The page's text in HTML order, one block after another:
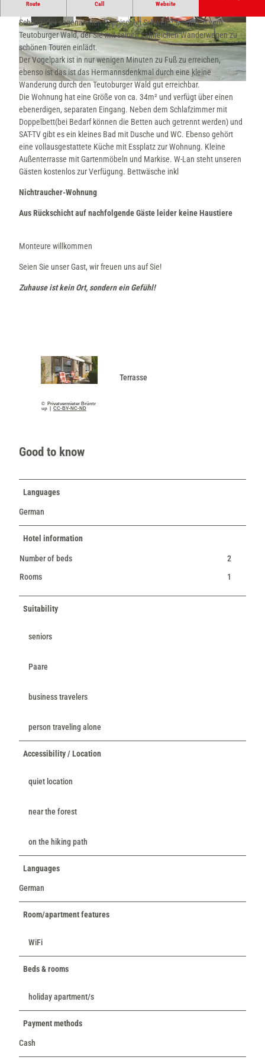
© Privatvermieter Brüntrup
© Privatvermieter Brüntrup © Privatvermieter Brüntrup |CC-BY-NC-ND
Route Call Website
Schling, der sogenannten "Lippischen Schweiz", umgeben vom
Teutoburger Wald, der Sie mit seinen zahlreichen Wanderwegen zu
schönen Touren einlädt.
Der Vogelpark ist in nur wenigen Minuten zu Fuß zu erreichen,
ebenso ist das ist das Hermannsdenkmal durch eine kleine
Wanderung durch den Teutoburger Wald gut erreichbar.
Die Wohnung hat eine Größe von ca. 34m² und verfügt über einen
ebenerdigen, separaten Eingang. Neben dem Schlafzimmer mit
Doppelbett(bei Bedarf können die Betten auch getrennt werden) und
SAT-TV gibt es ein kleines Bad mit Dusche und WC. Ebenso gehört
eine vollausgestattete Küche mit Essplatz zur Wohnung. Kleine
Außenterrasse mit Gartenmöbeln und Markise. W-Lan steht unseren
Gästen kostenlos zur Verfügung. Bettwäsche inkl
Nichtraucher-Wohnung
Aus Rückschicht auf nachfolgende Gäste leider keine Haustiere
Monteure willkommen
Seien Sie unser Gast, wir freuen uns auf Sie!
Zuhause ist kein Ort, sondern ein Gefühl!
© Privatvermieter Brüntr
up | CC-BY-NC-ND
Terrasse
Good to know
Languages
German
Hotel information
Number of beds
2
Rooms
1
Suitability
seniors
Paare
business travelers
person traveling alone
Accessibility / Location
quiet location
near the forest
on the hiking path
Languages
German
Room/apartment features
WiFi
Beds & rooms
holiday apartment/s
Payment methods
Cash